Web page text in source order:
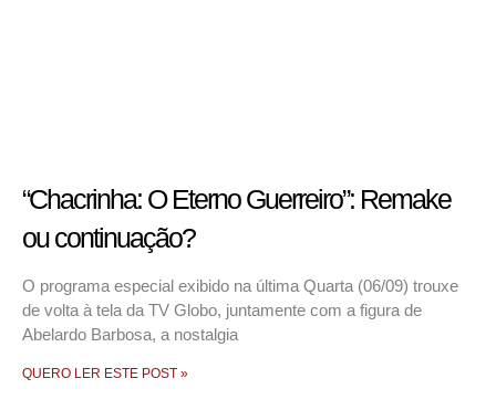
“Chacrinha: O Eterno Guerreiro”: Remake
ou continuação?
O programa especial exibido na última Quarta (06/09) trouxe
de volta à tela da TV Globo, juntamente com a figura de
Abelardo Barbosa, a nostalgia
QUERO LER ESTE POST »